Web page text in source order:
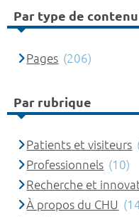
Par type de contenu
Pages (206)
Par rubrique
Patients et visiteurs
Professionnels (10)
Recherche et
À propos du CHU